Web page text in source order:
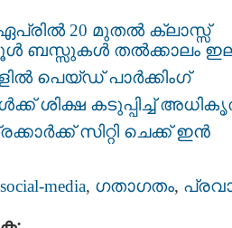
20 മുതൽ ക്ലാസ്സ്‌
ബസ്സുകള്‍ തല്‍ക്കാലം
പെയ്ഡ് പാർക്കിംഗ്
ശിക്ഷ കടുപ്പിച്ച്
സിറ്റി ചെക്ക് ഇന്‍
social-media, ഗതാഗതം,